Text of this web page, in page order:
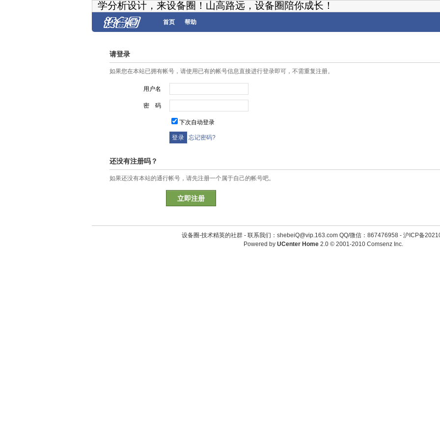
学分析设计，来设备圈！山高路远，设备圈陪你成长！
首页 帮助
请登录
如果您在本站已拥有帐号，请使用已有的帐号信息直接进行登录即可，不需重复注册。
用户名
密 码
下次自动登录
忘记密码?
还没有注册吗？
如果还没有本站的通行帐号，请先注册一个属于自己的帐号吧。
立即注册
设备圈-技术精英的社群 - 联系我们：shebeiQ@vip.163.com QQ/微信：867476958- 沪ICP备
Powered by UCenter Home 2.0© 2001-2010 Comsenz Inc.